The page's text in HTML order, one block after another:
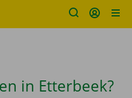
in Etterbeek?